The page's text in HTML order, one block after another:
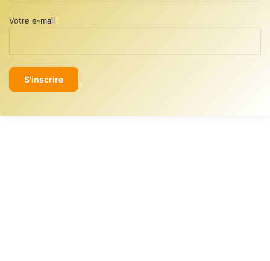
Votre e-mail